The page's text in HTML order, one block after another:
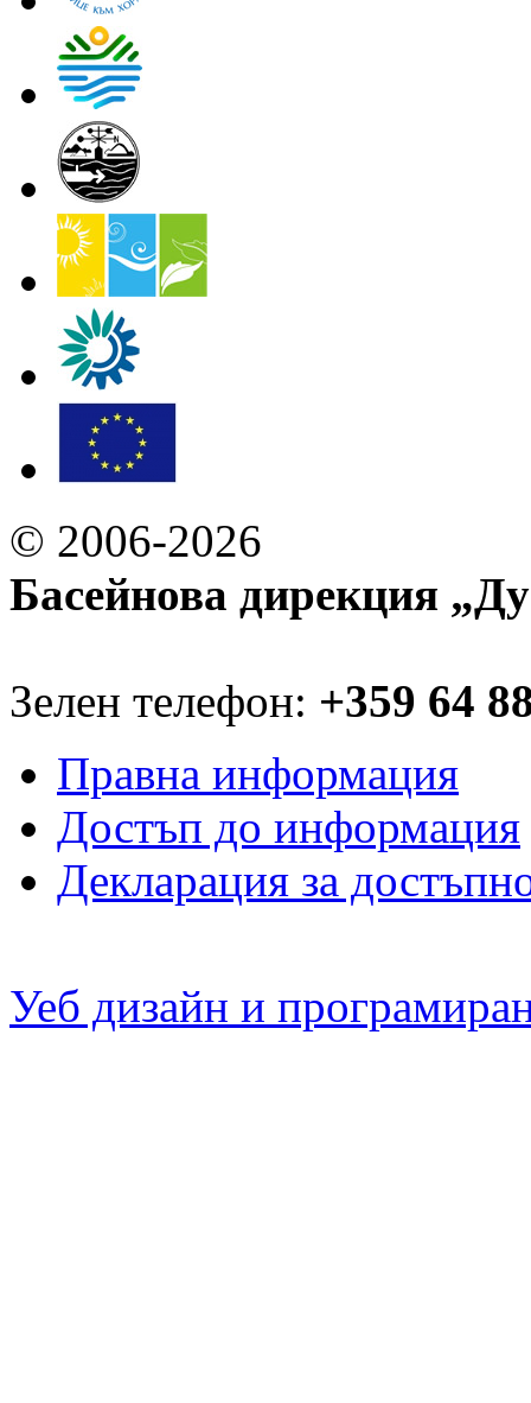
© 2006-2026
Басейнова дирекция
Зелен телефон: +359 64
Правна информация
Достъп до информация
Декларация за
Уеб дизайн и